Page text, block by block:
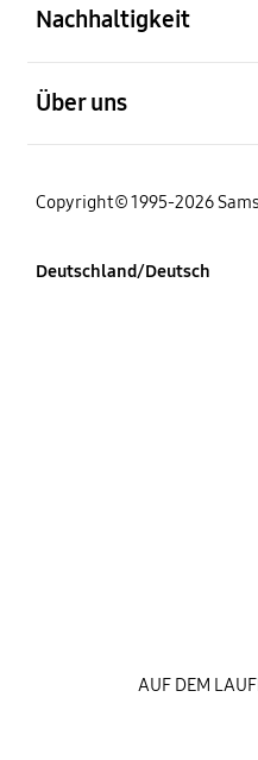
Nachhaltigkeit
Über uns
Copyright© 1995-2026
Deutschland/Deutsch
AUF DEM